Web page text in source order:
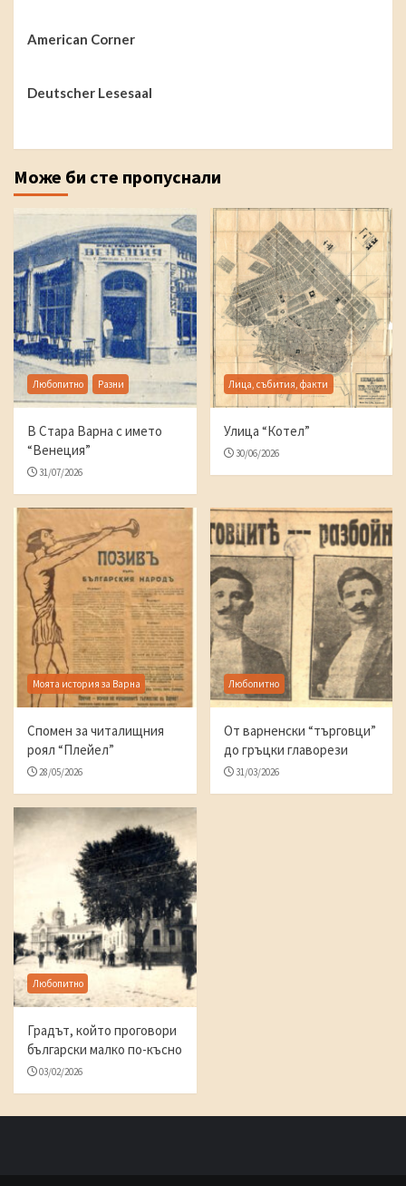
American Corner
Deutscher Lesesaal
Може би сте пропуснали
Любопитно Разни
В Стара Варна с името
“Венеция”
31/07/2026
Лица, събития, факти
Улица “Котел”
30/06/2026
Моята история за Варна
Спомен за читалищния
роял “Плейел”
28/05/2026
Любопитно
От варненски “търговци”
до гръцки главорези
31/03/2026
Любопитно
Градът, който проговори
български малко по-късно
03/02/2026